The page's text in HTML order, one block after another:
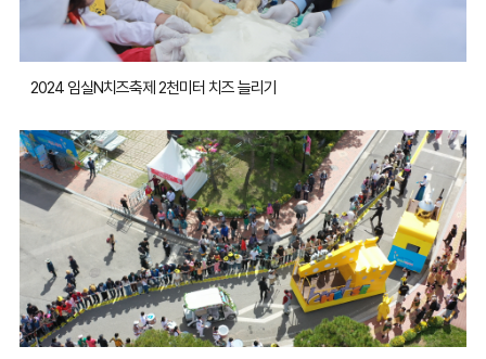
2024 임실N치즈축제 2천미터 치즈 늘리기